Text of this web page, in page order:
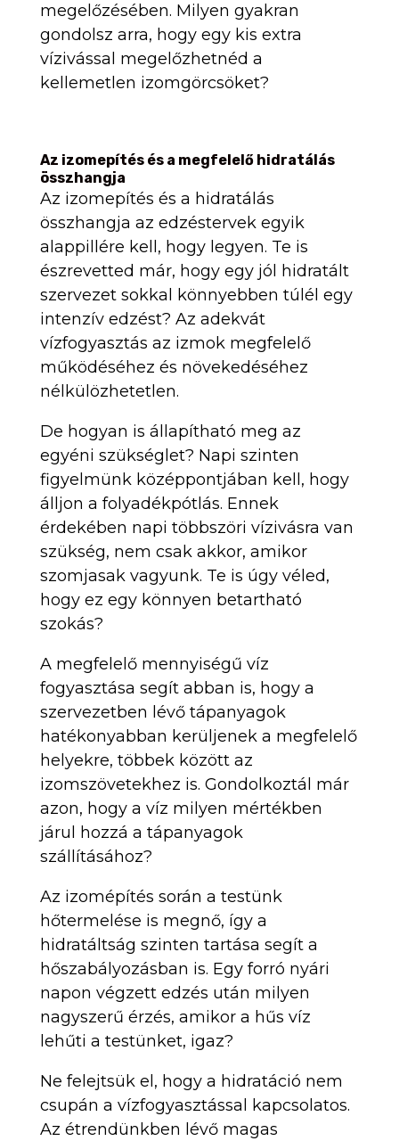
megelőzésében. Milyen gyakran
gondolsz arra, hogy egy kis extra
vízivással megelőzhetnéd a
kellemetlen izomgörcsöket?
Az izomepítés és a megfelelő hidratálás
összhangja
Az izomepítés és a hidratálás
összhangja az edzéstervek egyik
alappillére kell, hogy legyen. Te is
észrevetted már, hogy egy jól hidratált
szervezet sokkal könnyebben túlél egy
intenzív edzést? Az adekvát
vízfogyasztás az izmok megfelelő
működéséhez és növekedéséhez
nélkülözhetetlen.
De hogyan is állapítható meg az
egyéni szükséglet? Napi szinten
figyelmünk középpontjában kell, hogy
álljon a folyadékpótlás. Ennek
érdekében napi többszöri vízivásra van
szükség, nem csak akkor, amikor
szomjasak vagyunk. Te is úgy véled,
hogy ez egy könnyen betartható
szokás?
A megfelelő mennyiségű víz
fogyasztása segít abban is, hogy a
szervezetben lévő tápanyagok
hatékonyabban kerüljenek a megfelelő
helyekre, többek között az
izomszövetekhez is. Gondolkoztál már
azon, hogy a víz milyen mértékben
járul hozzá a tápanyagok
szállításához?
Az izomépítés során a testünk
hőtermelése is megnő, így a
hidratáltság szinten tartása segít a
hőszabályozásban is. Egy forró nyári
napon végzett edzés után milyen
nagyszerű érzés, amikor a hűs víz
lehűti a testünket, igaz?
Ne felejtsük el, hogy a hidratáció nem
csupán a vízfogyasztással kapcsolatos.
Az étrendünkben lévő magas